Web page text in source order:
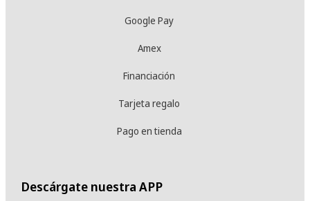
Google Pay
Amex
Financiación
Tarjeta regalo
Pago en tienda
Descárgate nuestra APP